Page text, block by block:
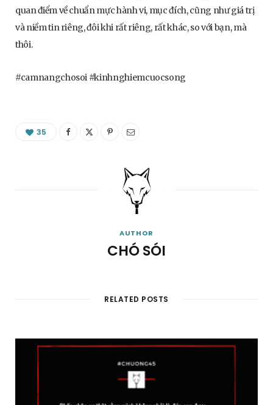
quan điểm về chuẩn mực hành vi, mục đích, cũng như giá trị
và niềm tin riêng, đôi khi rất riêng, rất khác, so với bạn, mà
thôi.
#camnangchosoi #kinhnghiemcuocsong
35
AUTHOR
CHÓ SÓI
RELATED POSTS